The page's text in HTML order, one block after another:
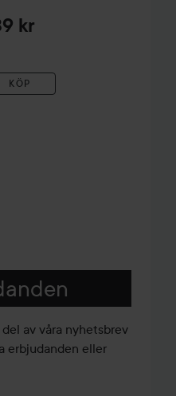
kr
KÖP
av våra nyhetsbrev
erbjudanden eller